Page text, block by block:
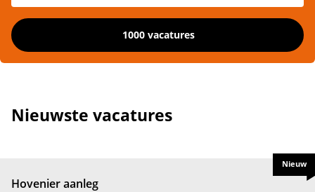
1000 vacatures
Nieuwste vacatures
Hovenier aanleg
Nieuw